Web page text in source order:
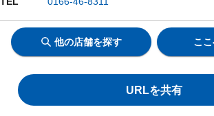
他の店舗を探す こ
URLを共有